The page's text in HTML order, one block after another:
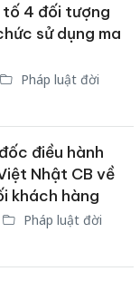
tố 4 đối tượng
sử dụng ma
Pháp luật đời
điều hành
Nhật CB về
khách hàng
Pháp luật đời